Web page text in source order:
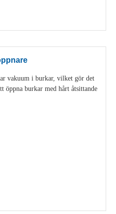
vakuum i burkar, vilket gör det
öppna burkar med hårt åtsittande